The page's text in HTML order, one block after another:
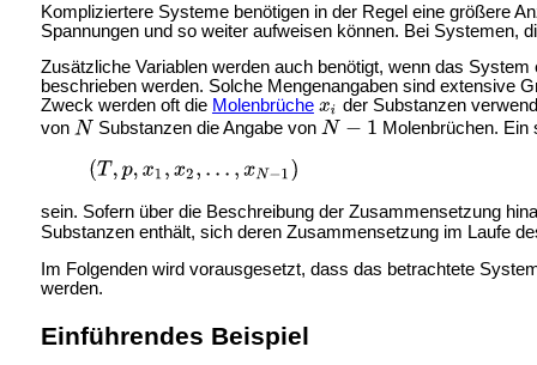
Kompliziertere Systeme benötigen in der Regel eine größere
Spannungen und so weiter aufweisen können. Bei Systemen,
Zusätzliche Variablen werden auch benötigt, wenn das
beschrieben werden. Solche Mengenangaben sind extensive
Zweck werden oft die Molenbrüche
der Substanzen
von
Substanzen die Angabe von Molenbrüchen.
sein. Sofern über die Beschreibung der Zusammensetzung
Substanzen enthält, sich deren Zusammensetzung im Laufe
Im Folgenden wird vorausgesetzt, dass das betrachtete
werden.
Einführendes Beispiel